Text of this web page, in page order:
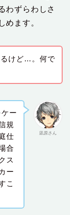
わずらわしさ
めます。
けど…。何で
凪原さん
ー
規
仕
合
ス
ー
こ